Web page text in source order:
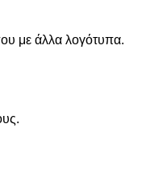
με άλλα λογότυπα.